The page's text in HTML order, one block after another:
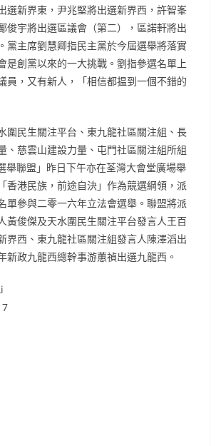
選新界東，尹兆堅將出選新界西，許智峯
俊宇將出選區議會（第二），區諾軒將出
黨主席劉慧卿指民主黨於今屆選舉將落實
是創黨以來的一大挑戰。劉指參選名單上
員，又有新人，「相信都揾到一個不錯的
圍民生關注平台、東九龍社區關注組、長
、慈雲山建設力量、屯門社區關注組所組
舉聯盟」昨日下午亦在荃灣大會堂廣場舉
香港民族，前途自決」作為競選綱領，派
單參與二零一六年立法會選舉。聯盟將派
黃俊傑及天水圍民生關注平台發言人王百
界西、東九龍社區關注組發言人陳澤滔出
新政九龍西總幹事游蕙禎出選九龍西。